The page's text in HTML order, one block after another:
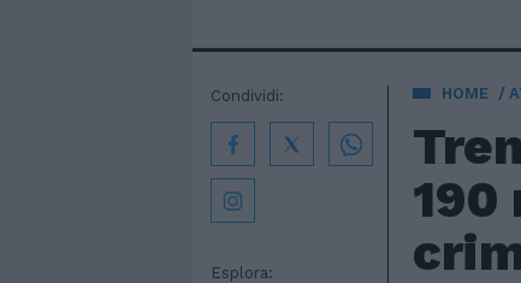
HOME
190
Esplora:
Condividi: